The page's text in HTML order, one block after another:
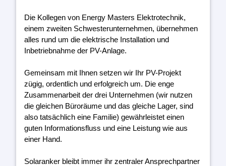
Die Kollegen von Energy Masters Elektrotechnik,
einem zweiten Schwesterunternehmen, übernehmen
alles rund um die elektrische Installation und
Inbetriebnahme der PV-Anlage.
Gemeinsam mit Ihnen setzen wir Ihr PV-Projekt
zügig, ordentlich und erfolgreich um. Die enge
Zusammenarbeit der drei Unternehmen (wir nutzen
die gleichen Büroräume und das gleiche Lager, sind
also tatsächlich eine Familie) gewährleistet einen
guten Informationsfluss und eine Leistung wie aus
einer Hand.
Solaranker bleibt immer ihr zentraler Ansprechpartner